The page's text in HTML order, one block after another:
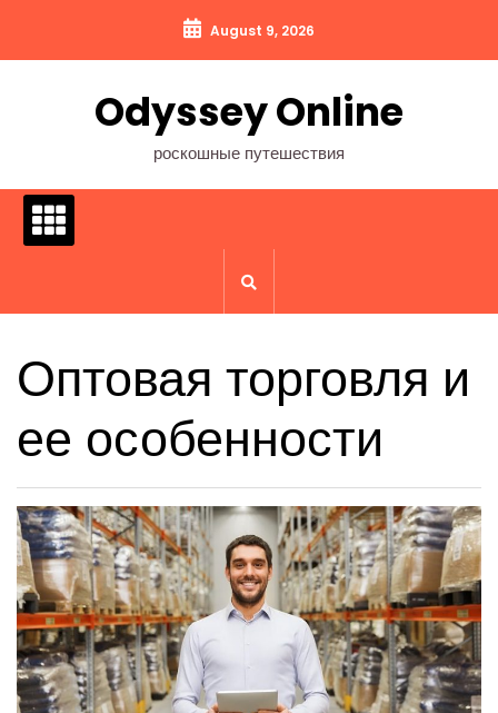
содержимому
August 9, 2026
Odyssey Online
роскошные путешествия
Оптовая торговля и
ее особенности